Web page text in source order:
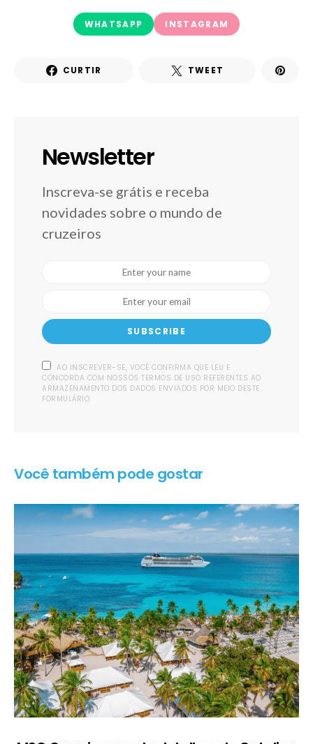
WHATSAPP INSTAGRAM
CURTIR TWEET
Newsletter
Inscreva-se grátis e receba
novidades sobre o mundo de
cruzeiros
SUBSCRIBE
AO INSCREVER-SE, VOCÊ CONFIRMA QUE LEU E
CONCORDA COM NOSSOS TERMOS DE USO REFERENTES AO
ARMAZENAMENTO DOS DADOS ENVIADOS POR MEIO DESTE
FORMULÁRIO.
Você também pode gostar